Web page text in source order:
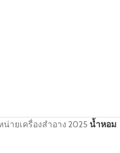
น่ายเครื่องสำอาง 2025 น้ำหอม